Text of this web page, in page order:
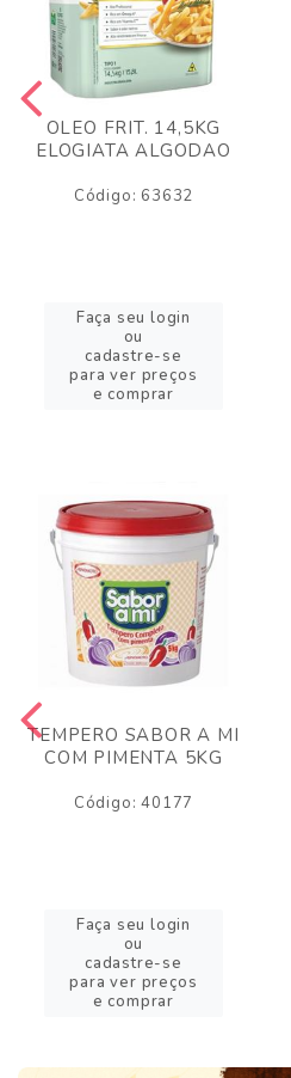
OLEO FRIT. 14,5KG
ELOGIATA ALGODAO
Código: 63632
Faça seu login
ou
cadastre-se
para ver preços
e comprar
TEMPERO SABOR A MI
COM PIMENTA 5KG
Código: 40177
Faça seu login
ou
cadastre-se
para ver preços
e comprar